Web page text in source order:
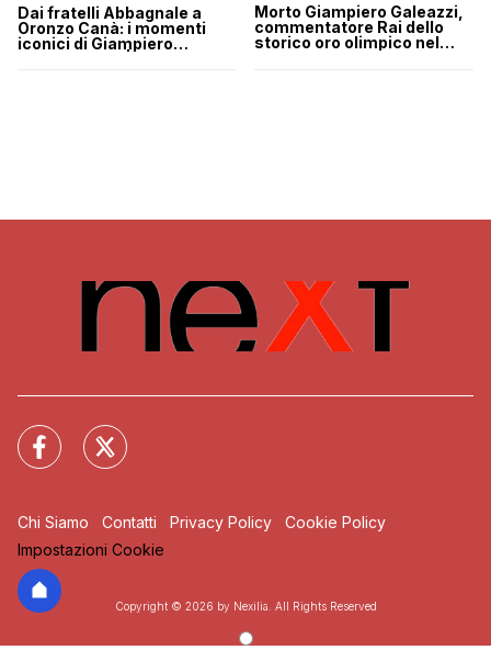
Dai fratelli Abbagnale a
Oronzo Canà: i momenti
iconici di Giampiero
Morto Giampiero Galeazzi,
commentatore Rai dello
storico oro olimpico nel
Chi Siamo Contatti Privacy Policy
Cookie Policy
Impostazioni Cookie
Copyright © 2026 by Nexilia. All Rights Reserved